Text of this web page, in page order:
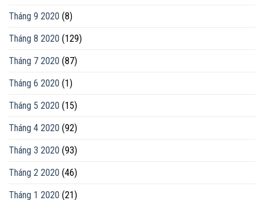
Tháng 9 2020 (8)
Tháng 8 2020 (129)
Tháng 7 2020 (87)
Tháng 6 2020 (1)
Tháng 5 2020 (15)
Tháng 4 2020 (92)
Tháng 3 2020 (93)
Tháng 2 2020 (46)
Tháng 1 2020 (21)